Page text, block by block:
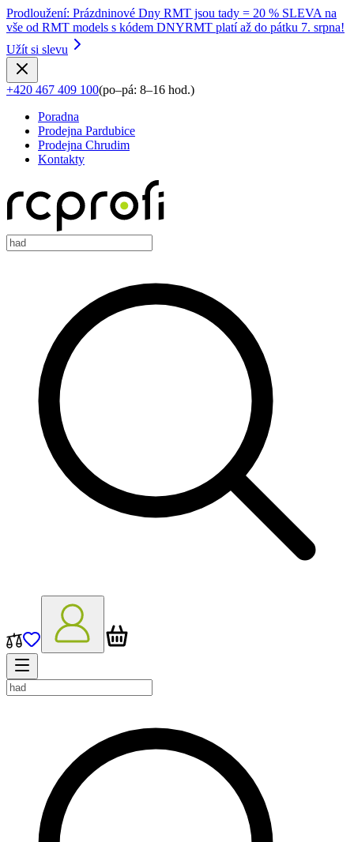
Prodloužení: Prázdninové Dny RMT jsou tady = 20 % SLEVA na
vše od RMT models s kódem DNYRMT platí až do pátku 7. srpna!
Užít si slevu
+420 467 409 100(po–pá: 8–16 hod.)
Poradna
Prodejna Pardubice
Prodejna Chrudim
Kontakty